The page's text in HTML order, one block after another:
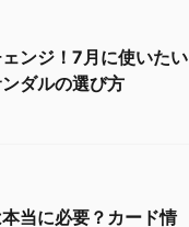
ンジ！7月に使いたい
ダルの選び方
当に必要？カード情